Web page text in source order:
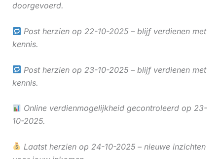
doorgevoerd.
Post herzien op 22-10-2025 – blijf verdienen met
kennis.
Post herzien op 23-10-2025 – blijf verdienen met
kennis.
Online verdienmogelijkheid gecontroleerd op 23-
10-2025.
Laatst herzien op 24-10-2025 – nieuwe inzichten